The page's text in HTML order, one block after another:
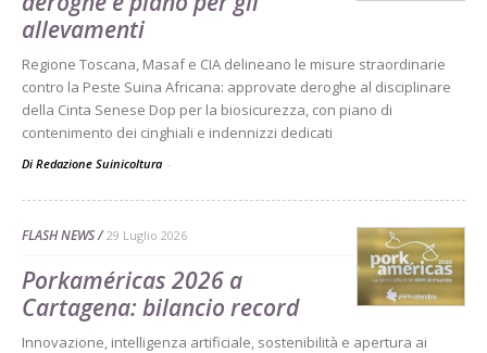
allevamenti
Regione Toscana, Masaf e CIA delineano le misure straordinarie
contro la Peste Suina Africana: approvate deroghe al disciplinare
della Cinta Senese Dop per la biosicurezza, con piano di
contenimento dei cinghiali e indennizzi dedicati
Di Redazione Suinicoltura -
FLASH NEWS 29 Luglio 2026
Porkaméricas 2026 a
Cartagena: bilancio record
Innovazione, intelligenza artificiale, sostenibilità e apertura ai